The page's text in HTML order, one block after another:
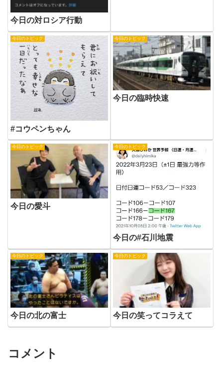
今日の対ロシア行動
今日のトピック
#コウペンちゃん
今日のトピック
今日の臨時快速
今日のトピック
今日の愛斗
今日のトピック
今日の#石川地震
今日のトピック
今日の北の富士
今日のトピック
今日の笑ってコラえて
コメント